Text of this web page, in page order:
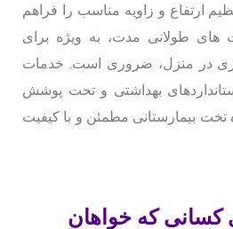
ارتفاع و زاویه مناسب را فراهم
های طولانی مدت، به ویژه برای
در منزل، ضروری است. خدمات
بهداشتی و تحت پوشش
تخت بیمارستانی مطمئن و با کیفیت
کسانی که خواهان